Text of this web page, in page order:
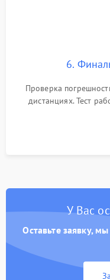
6.
Проверка
дистанциях. Тест
термограмм в память
автономности
У Вас
Оставьте заявку,